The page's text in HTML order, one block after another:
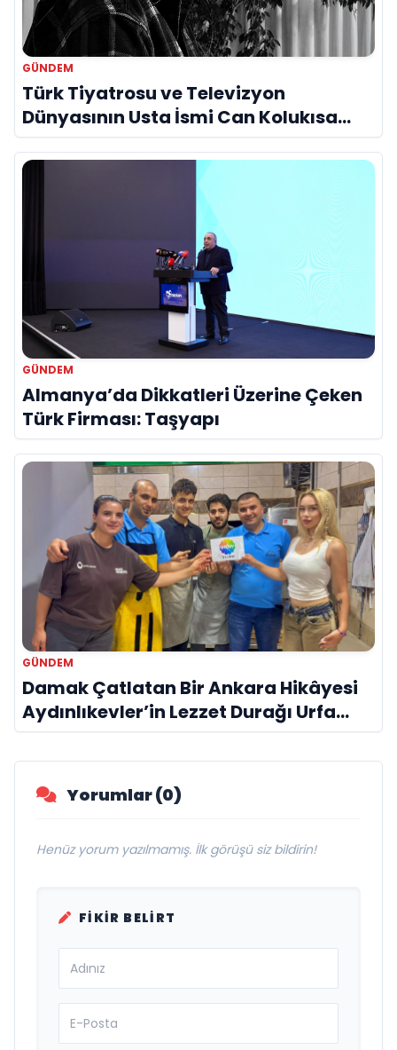
GÜNDEM
Türk Tiyatrosu ve Televizyon
Dünyasının Usta İsmi Can Kolukısa
Hayatını Kaybetti
GÜNDEM
Almanya’da Dikkatleri Üzerine Çeken
Türk Firması: Taşyapı
GÜNDEM
Damak Çatlatan Bir Ankara Hikâyesi
Aydınlıkevler’in Lezzet Durağı Urfa
Damak
Yorumlar (0)
Henüz yorum yazılmamış. İlk görüşü siz bildirin!
FIKIR BELIRT